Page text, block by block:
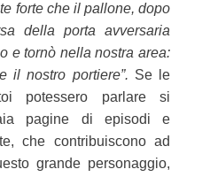
forte che il pallone, dopo
della porta avversaria
e tornò nella nostra area:
il nostro portiere”. Se le
potessero parlare si
pagine di episodi e
che contribuiscono ad
grande personaggio,